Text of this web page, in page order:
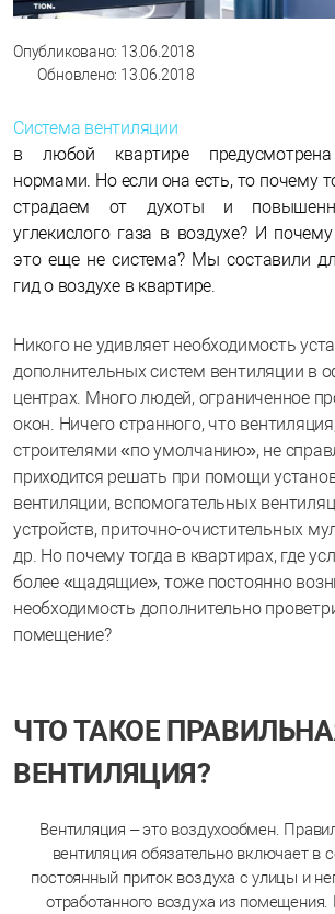
Опубликовано: 13.06.2018
Обновлено: 13.06.2018
Система вентиляции
в любой квартире предусмотрена
нормами. Но если она есть, то почему
страдаем от духоты и
углекислого газа в воздухе? И
это еще не система? Мы составили
гид о воздухе в квартире.
Никого не удивляет необходимость
дополнительных систем вентиляции в
центрах. Много людей, ограниченное
окон. Ничего странного, что
строителями «по умолчанию», не
приходится решать при помощи
вентиляции, вспомогательных
устройств, приточно-очистительных
др. Но почему тогда в квартирах, где
более «щадящие», тоже постоянно
необходимость дополнительно
помещение?
ЧТО ТАКОЕ
ВЕНТИЛЯЦИЯ?
Вентиляция – это воздухообмен.
вентиляция обязательно включает в
постоянный приток воздуха с улицы и
отработанного воздуха из